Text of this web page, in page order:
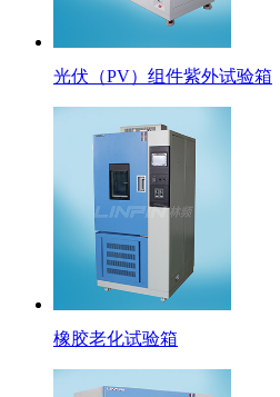
光伏（PV）组件紫外试验箱
橡胶老化试验箱